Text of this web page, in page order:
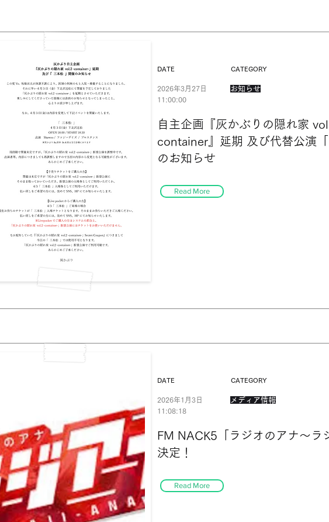
DATE
2026年3月27日
11:00:00
CATEGORY
お知らせ
自主企画『灰かぶりの隠れ家
container』延期 及び代替公演
のお知らせ
Read More
DATE
2026年1月3日
11:08:18
CATEGORY
メディア情報
FM NACK5「ラジオのアナ〜ラ
決定！
Read More